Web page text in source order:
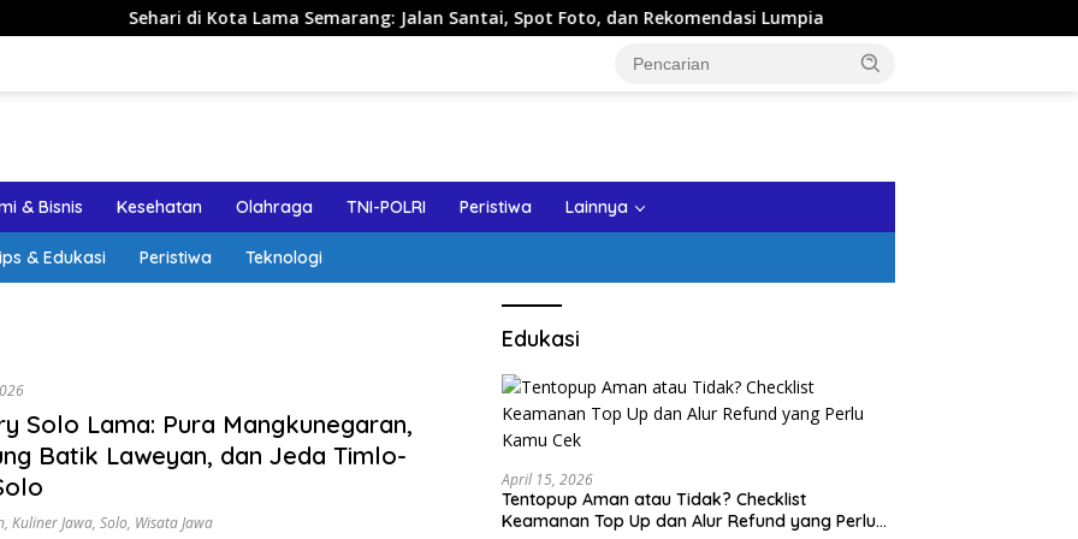
Sehari di Kota Lama Semarang: Jalan Santai, Spot Foto, dan Rekomendasi Lumpia Panduan Wisata Keluarga ke
& Bisnis Kesehatan Olahraga TNI-POLRI Peristiwa Lainnya
& Edukasi Peristiwa Teknologi
Solo Lama: Pura Mangkunegaran,
Batik Laweyan, dan Jeda Timlo-
, Kuliner Jawa, Solo, Wisata Jawa
Edukasi
April 15, 2026
Tentopup Aman atau Tidak? Checklist
Keamanan Top Up dan Alur Refund yang Perlu